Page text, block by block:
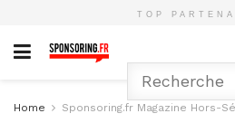
TOP
Home Sponsoring.fr Magazine Hors-